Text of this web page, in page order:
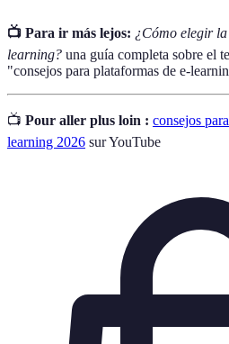
📺 Para ir más lejos: ¿Cómo elegir
learning? una guía completa sobre el
"consejos para plataformas de e-
📺 Pour aller plus loin : consejos
learning 2026 sur YouTube